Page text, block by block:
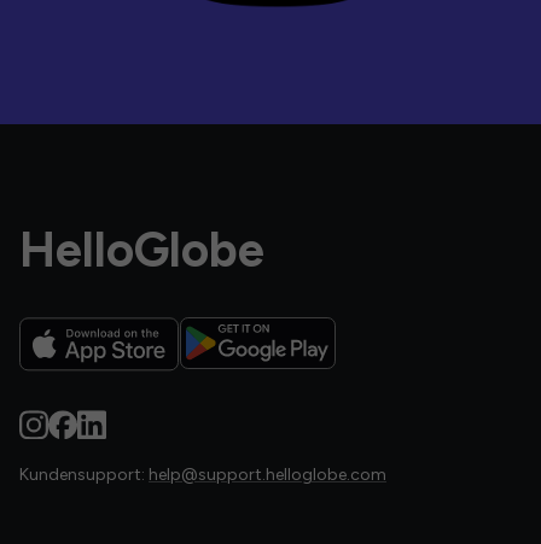
HelloGlobe
Kundensupport: help@support.helloglobe.com